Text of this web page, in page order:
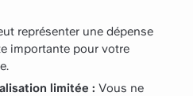
représenter une dépense
importante pour votre
limitée : Vous ne